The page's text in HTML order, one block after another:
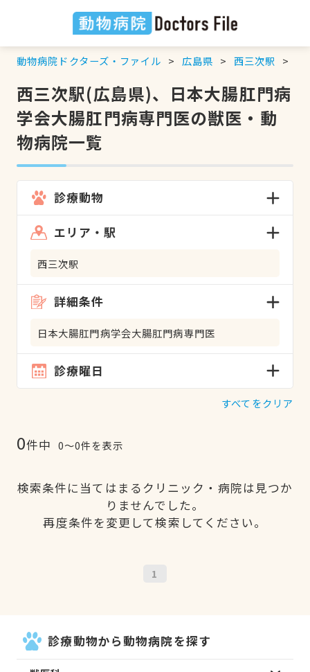
動物病院ドクターズ・ファイル 広島県 西三次駅
西三次駅(広島県)、日本大腸肛門病
学会大腸肛門病専門医の獣医・動
物病院一覧
診療動物
エリア・駅
西三次駅
詳細条件
日本大腸肛門病学会大腸肛門病専門医
診療曜日
すべてをクリア
0件中 0〜0件を表示
検索条件に当てはまるクリニック・病院は見つか
りませんでした。
再度条件を変更して検索してください。
1
診療動物から動物病院を探す